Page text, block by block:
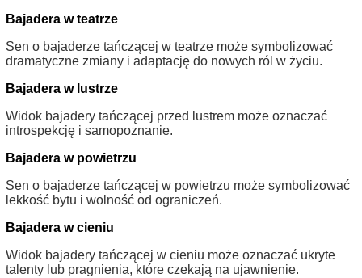
Bajadera w teatrze
Sen o bajaderze tańczącej w teatrze może symbolizować
dramatyczne zmiany i adaptację do nowych ról w życiu.
Bajadera w lustrze
Widok bajadery tańczącej przed lustrem może oznaczać
introspekcję i samopoznanie.
Bajadera w powietrzu
Sen o bajaderze tańczącej w powietrzu może symbolizować
lekkość bytu i wolność od ograniczeń.
Bajadera w cieniu
Widok bajadery tańczącej w cieniu może oznaczać ukryte
talenty lub pragnienia, które czekają na ujawnienie.